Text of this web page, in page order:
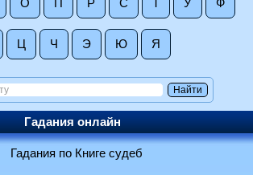
О П Р С Т У Ф
Ц Ч Э Ю Я
Гадания онлайн
Гадания по Книге судеб